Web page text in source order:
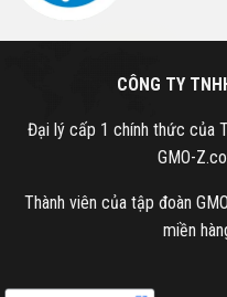
CÔNG TY
Đại lý cấp 1 chính thức của
GMO-
Thành viên của tập đoàn
miền